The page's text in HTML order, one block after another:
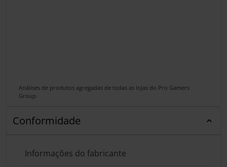
Análises de produtos agregadas de todas as lojas do Pro Gamers
Group.
Conformidade
Informações do fabricante